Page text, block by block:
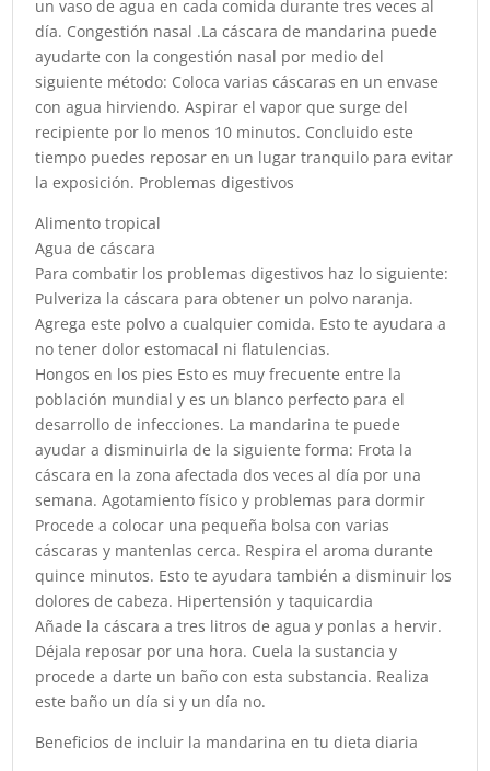
un vaso de agua en cada comida durante tres veces al
día. Congestión nasal .La cáscara de mandarina puede
ayudarte con la congestión nasal por medio del
siguiente método: Coloca varias cáscaras en un envase
con agua hirviendo. Aspirar el vapor que surge del
recipiente por lo menos 10 minutos. Concluido este
tiempo puedes reposar en un lugar tranquilo para evitar
la exposición. Problemas digestivos
Alimento tropical
Agua de cáscara
Para combatir los problemas digestivos haz lo siguiente:
Pulveriza la cáscara para obtener un polvo naranja.
Agrega este polvo a cualquier comida. Esto te ayudara a
no tener dolor estomacal ni flatulencias.
Hongos en los pies Esto es muy frecuente entre la
población mundial y es un blanco perfecto para el
desarrollo de infecciones. La mandarina te puede
ayudar a disminuirla de la siguiente forma: Frota la
cáscara en la zona afectada dos veces al día por una
semana. Agotamiento físico y problemas para dormir
Procede a colocar una pequeña bolsa con varias
cáscaras y mantenlas cerca. Respira el aroma durante
quince minutos. Esto te ayudara también a disminuir los
dolores de cabeza. Hipertensión y taquicardia
Añade la cáscara a tres litros de agua y ponlas a hervir.
Déjala reposar por una hora. Cuela la sustancia y
procede a darte un baño con esta substancia. Realiza
este baño un día si y un día no.
Beneficios de incluir la mandarina en tu dieta diaria